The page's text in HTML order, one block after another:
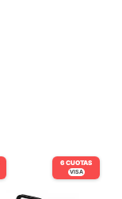
6 CUOTAS
VISA